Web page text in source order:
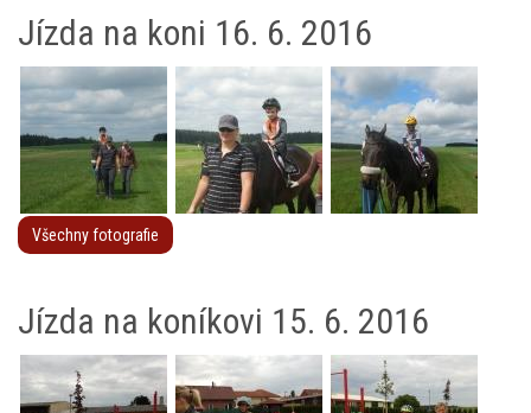
Jízda na koni 16. 6. 2016
Všechny fotografie
Jízda na koníkovi 15. 6. 2016